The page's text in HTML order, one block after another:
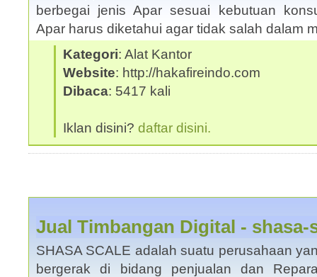
berbegai jenis Apar sesuai kebutuan
Apar harus diketahui agar tidak salah dalam
Kategori: Alat Kantor
Website: http://hakafireindo.com
Dibaca: 5417 kali
Iklan disini? daftar disini.
Jual Timbangan Digital - shasa-
SHASA SCALE adalah suatu perusahaan
bergerak di bidang penjualan dan